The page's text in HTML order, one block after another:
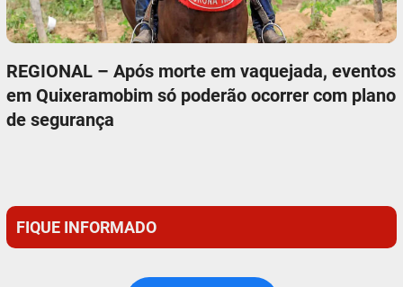
REGIONAL – Após morte em vaquejada, eventos
em Quixeramobim só poderão ocorrer com plano
de segurança
FIQUE INFORMADO